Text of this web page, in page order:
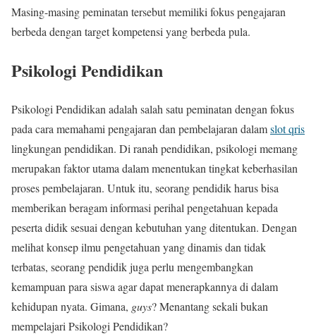
Masing-masing peminatan tersebut memiliki fokus pengajaran
berbeda dengan target kompetensi yang berbeda pula.
Psikologi Pendidikan
Psikologi Pendidikan adalah salah satu peminatan dengan fokus
pada cara memahami pengajaran dan pembelajaran dalamslot qris
lingkungan pendidikan. Di ranah pendidikan, psikologi memang
merupakan faktor utama dalam menentukan tingkat keberhasilan
proses pembelajaran. Untuk itu, seorang pendidik harus bisa
memberikan beragam informasi perihal pengetahuan kepada
peserta didik sesuai dengan kebutuhan yang ditentukan. Dengan
melihat konsep ilmu pengetahuan yang dinamis dan tidak
terbatas, seorang pendidik juga perlu mengembangkan
kemampuan para siswa agar dapat menerapkannya di dalam
kehidupan nyata. Gimana, guys? Menantang sekali bukan
mempelajari Psikologi Pendidikan?